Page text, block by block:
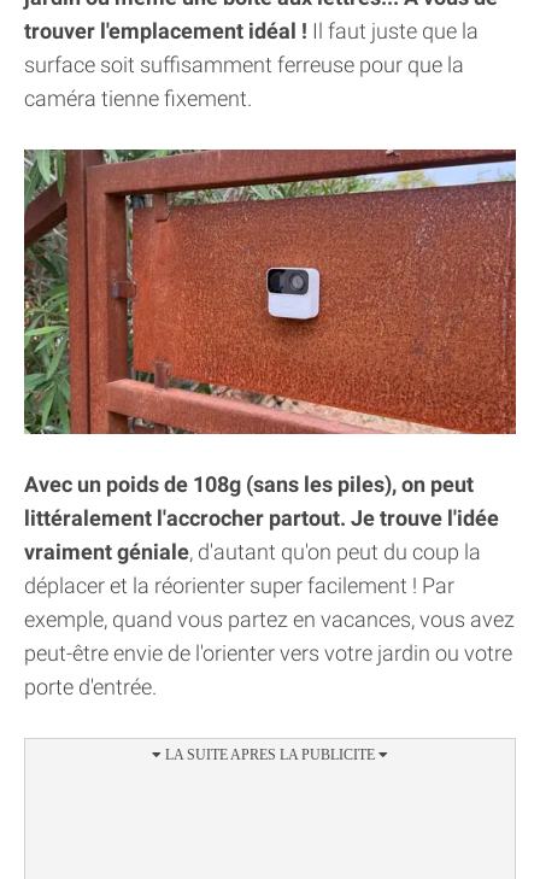
trouver l'emplacement idéal ! Il faut juste que la
surface soit suffisamment ferreuse pour que la
caméra tienne fixement.
Avec un poids de 108g (sans les piles), on peut
littéralement l'accrocher partout. Je trouve l'idée
vraiment géniale, d'autant qu'on peut du coup la
déplacer et la réorienter super facilement ! Par
exemple, quand vous partez en vacances, vous avez
peut-être envie de l'orienter vers votre jardin ou votre
porte d'entrée.